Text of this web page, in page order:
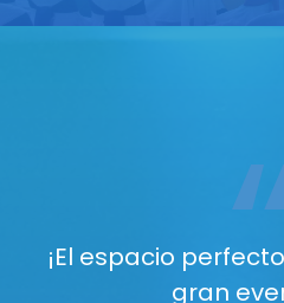
¡El espacio
gran